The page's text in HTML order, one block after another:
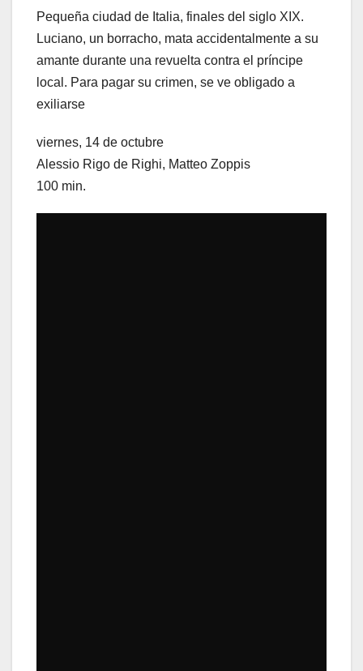
Pequeña ciudad de Italia, finales del siglo XIX.
Luciano, un borracho, mata accidentalmente a su
amante durante una revuelta contra el príncipe
local. Para pagar su crimen, se ve obligado a
exiliarse
viernes, 14 de octubre
Alessio Rigo de Righi, Matteo Zoppis
100 min.